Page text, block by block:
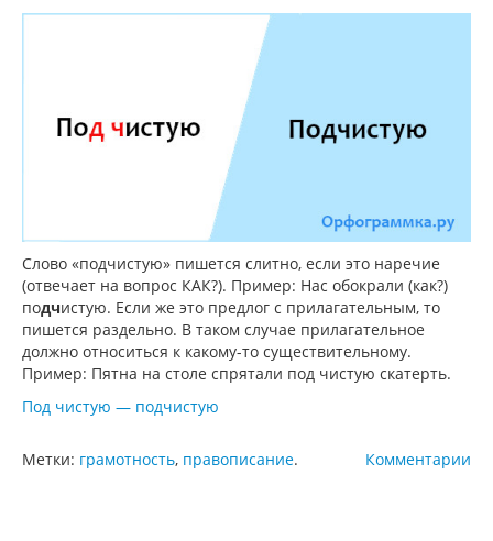
Слово «подчистую» пишется слитно, если это наречие
(отвечает на вопрос КАК?). Пример: Нас обокрали (как?)
подчистую. Если же это предлог с прилагательным, то
пишется раздельно. В таком случае прилагательное
должно относиться к какому-то существительному.
Пример: Пятна на столе спрятали под чистую скатерть.
Под чистую — подчистую
Комментарии
Метки: грамотность, правописание.